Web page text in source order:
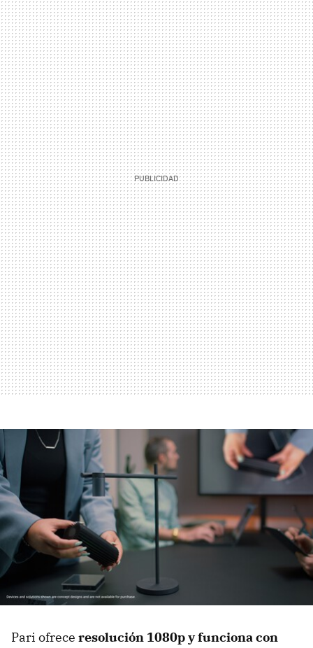
Pari ofrece resolución 1080p y funciona con